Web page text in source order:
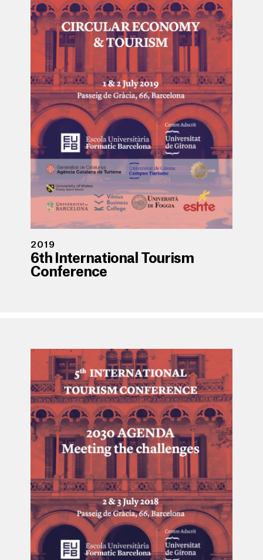
2019
6th International Tourism
Conference